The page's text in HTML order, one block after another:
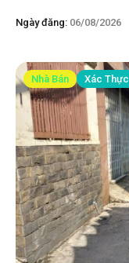
Ngày đăng: 06/08/2026
Nhà Bán Xác Thực